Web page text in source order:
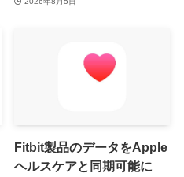
Fitbit製品のデータをApple
ヘルスケアと同期可能に